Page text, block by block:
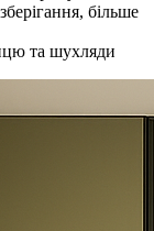
більше
та шухляди